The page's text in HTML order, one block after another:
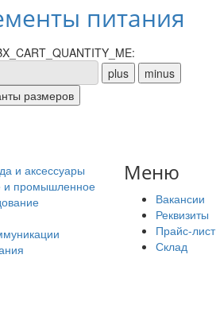
питания
и аксессуары
и промышленное
Меню
Вакансии
Реквизиты
Прайс-лист
Склад